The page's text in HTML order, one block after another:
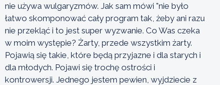
nie używa wulgaryzmów. Jak sam mówi "nie było
łatwo skomponować cały program tak, żeby ani razu
nie przekląć i to jest super wyzwanie. Co Was czeka
w moim występie? Żarty, przede wszystkim żarty.
Pojawią się takie, które będą przyjazne i dla starych i
dla młodych. Pojawi się trochę ostrości i
kontrowersji. Jednego jestem pewien, wyjdziecie z